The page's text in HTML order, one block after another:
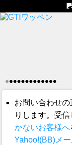
●●●●●●●●●●●●●
お問い合わせ
りします。受信
かないお客様へ
Yahoo!(BB)メ